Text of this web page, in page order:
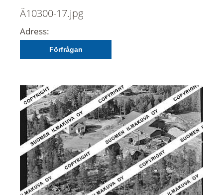
Ä10300-17.jpg
Adress:
Förfrågan